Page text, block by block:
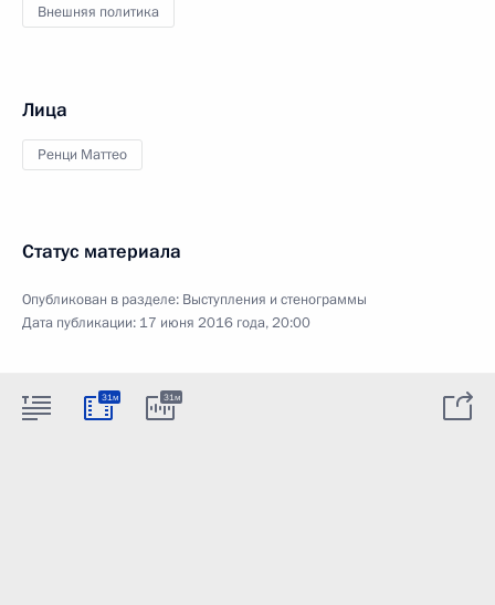
Внешняя политика
Лица
Ренци Маттео
Статус материала
Опубликован в разделе: Выступления и стенограммы
Дата публикации: 17 июня 2016 года, 20:00
31м 31м